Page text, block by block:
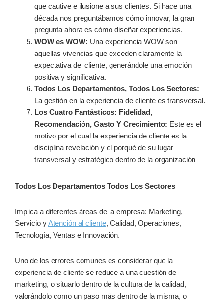
que cautive e ilusione a sus clientes. Si hace una
década nos preguntábamos cómo innovar, la gran
pregunta ahora es cómo diseñar experiencias.
WOW es WOW: Una experiencia WOW son
aquellas vivencias que exceden claramente la
expectativa del cliente, generándole una emoción
positiva y significativa.
Todos Los Departamentos, Todos Los Sectores:
La gestión en la experiencia de cliente es transversal.
Los Cuatro Fantásticos: Fidelidad,
Recomendación, Gasto Y Crecimiento: Este es el
motivo por el cual la experiencia de cliente es la
disciplina revelación y el porqué de su lugar
transversal y estratégico dentro de la organización
Todos Los Departamentos Todos Los Sectores
Implica a diferentes áreas de la empresa: Marketing,
Servicio yAtención al cliente, Calidad, Operaciones,
Tecnología, Ventas e Innovación.
Uno de los errores comunes es considerar que la
experiencia de cliente se reduce a una cuestión de
marketing, o situarlo dentro de la cultura de la calidad,
valorándolo como un paso más dentro de la misma, o